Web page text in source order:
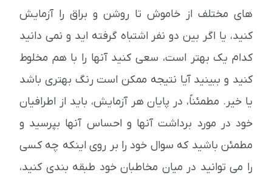
های مختلف از خاموش تا روشن و براق را آزمایش
کنید، یا اگر بین دو نفر اشتباه گرفته اید و نمی دانید
کدام یک بهتر است، سعی کنید آنها را با هم مخلوط
کنید و ببینید آیا نتیجه ممکن است رنگ بهتری باشد
یا خیر. مطمئناً، در پایان هر آزمایش، باید از اطرافیان
خود در مورد برداشت آنها و احساس آنها بپرسید و
مطمئن باشید که سوال خود را بر روی اینکه چه کسی
را می توانید در میان مخاطبان خود طبقه بندی کنید،